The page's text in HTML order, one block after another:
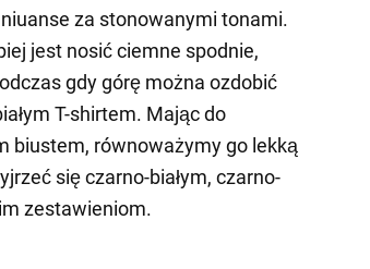
za stonowanymi tonami.
jest nosić ciemne spodnie,
gdy górę można ozdobić
T-shirtem. Mając do
biustem, równoważymy go lekką
się czarno-białym, czarno-
zestawieniom.